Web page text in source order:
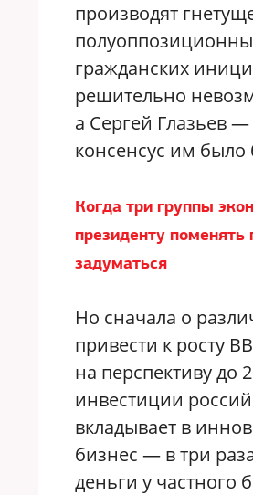
производят
гражданских
решительно
а Сергей Глазьев
консенсус им
Когда три группы
президенту
задуматься
Но сначала о
привести к росту
на перспективу
инвестиции
вкладывает в
бизнес — в три
деньги у частного